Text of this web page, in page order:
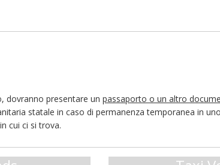
dovranno presentare un passaporto o un altro
statale in caso di permanenza temporanea in
cui ci si trova.